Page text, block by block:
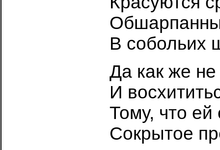
В собольих
Да как же
И
Тому, что
Сокрытое